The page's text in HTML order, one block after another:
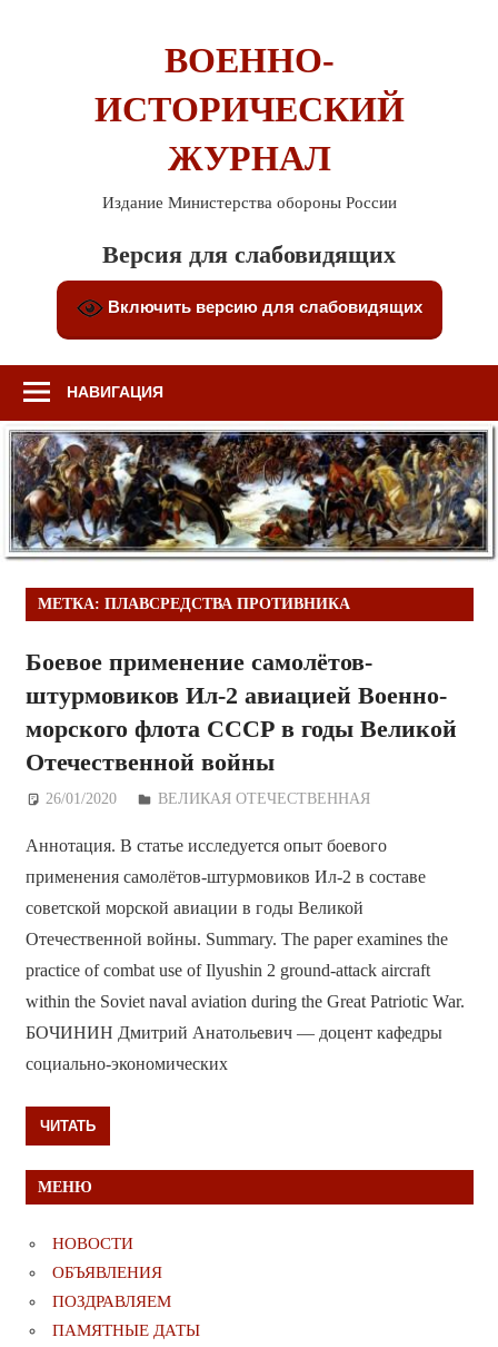
ВОЕННО-
ИСТОРИЧЕСКИЙ
ЖУРНАЛ
Издание Министерства обороны России
Версия для слабовидящих
Включить версию для слабовидящих
НАВИГАЦИЯ
МЕТКА: ПЛАВСРЕДСТВА ПРОТИВНИКА
Боевое применение самолётов-
штурмовиков Ил-2 авиацией Военно-
морского флота СССР в годы Великой
Отечественной войны
26/01/2020 Дежурный по Редакции
ВЕЛИКАЯ ОТЕЧЕСТВЕННАЯ
Аннотация. В статье исследуется опыт боевого
применения самолётов-штурмовиков Ил-2 в составе
советской морской авиации в годы Великой
Отечественной войны. Summary. The paper examines the
practice of combat use of Ilyushin 2 ground-attack aircraft
within the Soviet naval aviation during the Great Patriotic War.
БОЧИНИН Дмитрий Анатольевич — доцент кафедры
социально-экономических
ЧИТАТЬ
МЕНЮ
НОВОСТИ
ОБЪЯВЛЕНИЯ
ПОЗДРАВЛЯЕМ
ПАМЯТНЫЕ ДАТЫ